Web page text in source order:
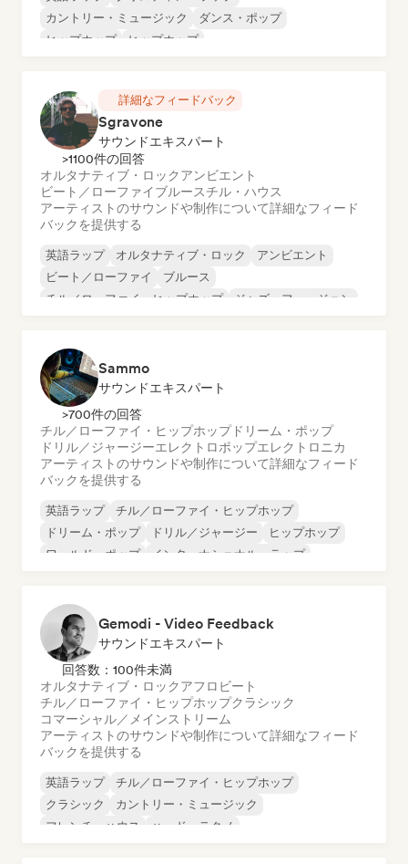
カントリー・ミュージック
ダンス・ポップ
ヒップホップ
ヒップホップ
詳細なフィードバック
Sgravone
サウンドエキスパート
>1100件の回答
オルタナティブ・ロックアンビエント
ビート／ローファイブルースチル・ハウス
アーティストのサウンドや制作について詳細なフィード
バックを提供する
英語ラップ オルタナティブ・ロック
アンビエント
ビート／ローファイ
ブルース
チル／ローファイ・ヒップホップ
ジャズ・フュージョン
Sammo
サウンドエキスパート
>700件の回答
チル／ローファイ・ヒップホップドリーム・ポップ
ドリル／ジャージーエレクトロポップエレクトロニカ
アーティストのサウンドや制作について詳細なフィード
バックを提供する
英語ラップ
チル／ローファイ・ヒップホップ
ドリーム・ポップ
ドリル／ジャージー
ヒップホップ
ワールド・ポップ
インターナショナル・ラップ
Gemodi - Video Feedback
サウンドエキスパート
回答数：100件未満
オルタナティブ・ロックアフロビート
チル／ローファイ・ヒップホップクラシック
コマーシャル／メインストリーム
アーティストのサウンドや制作について詳細なフィード
バックを提供する
英語ラップ
チル／ローファイ・ヒップホップ
クラシック
カントリー・ミュージック
フレンチ・ハウス
ハード・テクノ